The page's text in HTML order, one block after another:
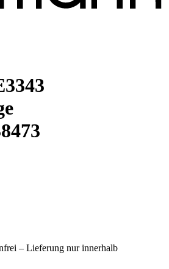
– Lieferung nur innerhalb